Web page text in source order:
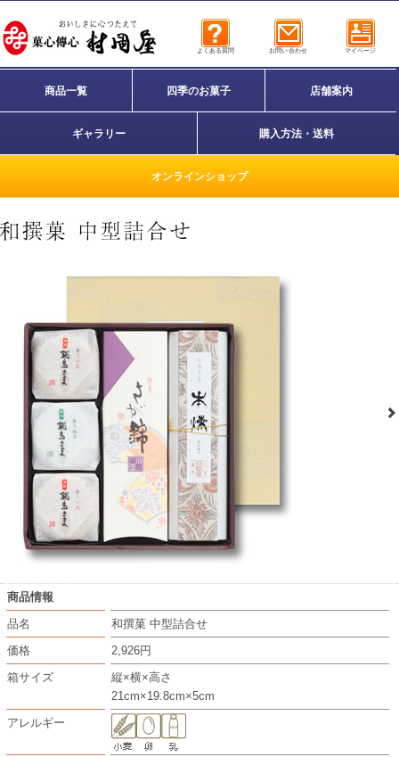
よくある質問 お問い合わせ マイページ
商品一覧 四季のお菓子 店舗案内
ギャラリー 購入方法・送料
オンラインショップ
商品情報
品名
和撰菓 中型詰合せ
価格
2,926円
箱サイズ
縦×横×高さ
21cm×19.8cm×5cm
アレルギー